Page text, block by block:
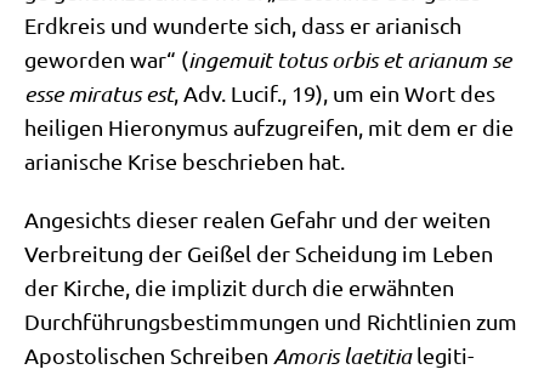
Erd­kreis und wun­der­te sich, dass er aria­nisch
gewor­den war“ (inge­muit totus orbis et aria­num se
esse mira­tus est, Adv. Lucif., 19), um ein Wort des
hei­li­gen Hie­ro­ny­mus auf­zu­grei­fen, mit dem er die
aria­ni­sche Kri­se beschrie­ben hat.
Ange­sichts die­ser rea­len Gefahr und der wei­ten
Ver­brei­tung der Gei­ßel der Schei­dung im Leben
der Kir­che, die impli­zit durch die erwähn­ten
Durch­füh­rungs­be­stim­mun­gen und Richt­li­ni­en zum
Apo­sto­li­schen Schrei­ben Amo­ris lae­ti­tialegi­ti­